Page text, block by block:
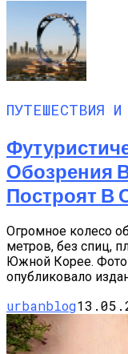
ПУТЕШЕСТВИЯ И
Обозрения
Построят В
Огромное колесо
метров, без спиц,
Южной Корее. Фото
опубликовало
urbanblog